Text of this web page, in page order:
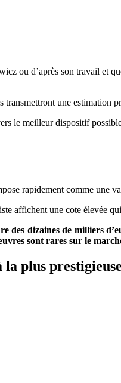
ou d’après son travail et
une estimation
le meilleur dispositif
rapidement comme une
affichent une cote élevée
des dizaines de milliers
sont rares sur le
plus prestigieuse